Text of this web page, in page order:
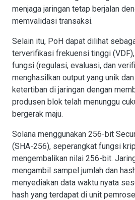
menjaga jaringan tetap berjalan
memvalidasi transaksi.
Selain itu, PoH dapat dilihat
terverifikasi frekuensi tinggi
fungsi (regulasi, evaluasi, dan
menghasilkan output yang unik
ketertiban di jaringan dengan
produsen blok telah menunggu
bergerak maju.
Solana menggunakan 256-bit
(SHA-256), seperangkat fungsi
mengembalikan nilai 256-bit.
mengambil sampel jumlah dan
menyediakan data waktu nyata
hash yang terdapat di unit